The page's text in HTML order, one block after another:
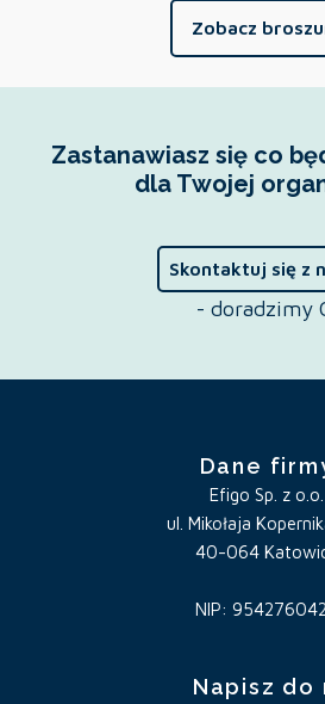
Zobacz
Zastanawiasz się co
dla Twojej
Skontaktuj się z
- doradzimy
Napisz do
Dane
Efigo Sp. z o.o.
ul. Mikołaja
40-064
NIP: